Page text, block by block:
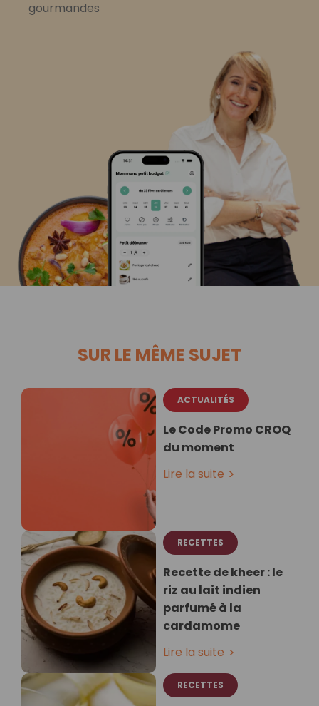
gourmandes
SUR LE MÊME SUJET
ACTUALITÉS
Le Code Promo CROQ
du moment
Lire la suite
RECETTES
Recette de kheer : le
riz au lait indien
parfumé à la
cardamome
Lire la suite
RECETTES